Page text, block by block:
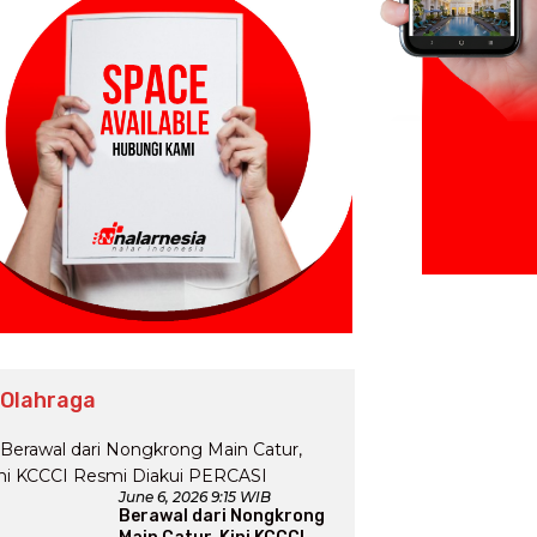
June 6, 2026 9:15 WIB
Berawal dari Nongkrong